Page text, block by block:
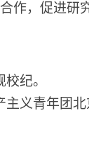
作，促进研
纪。
义青年团